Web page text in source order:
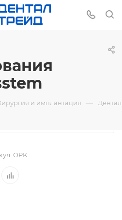
и имплантация —
OPK